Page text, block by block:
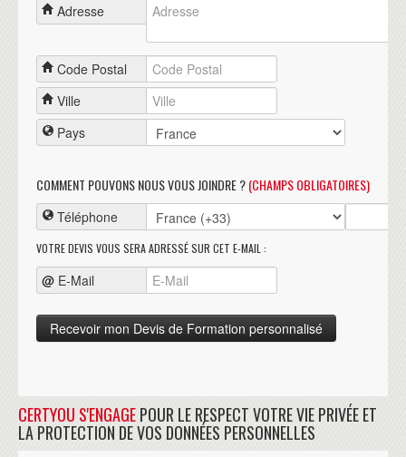
Adresse
Code Postal
Ville
Pays
COMMENT POUVONS NOUS VOUS JOINDRE ?(CHAMPS OBLIGATOIRES)
Téléphone
VOTRE DEVIS VOUS SERA ADRESSÉ SUR CET E-MAIL :
@ E-Mail
CERTYOU S'ENGAGEPOUR LE RESPECT VOTRE VIE PRIVÉE ET
LA PROTECTION DE VOS DONNÉES PERSONNELLES